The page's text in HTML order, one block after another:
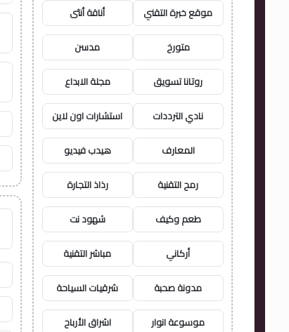
موقع خبرة التقني أناقة أنثى
متورخ مدسن
روتانا تسويق مجلة الابداع
نادي الترددات استشارات اون لاين
المعارف هيدب فيديو
رمح التقنية رذاذ التجارة
طعم وكيف شهود نت
أركاني مباشر التقنية
مدونة صحبة شرقيات السياحة
موسوعة انوار اشراق الأرباح